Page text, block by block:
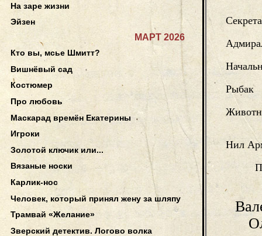
Рыбак
Нил
На заре жизни
Эйзен
МАРТ 2026
Кто вы, мсье Шмитт?
Вишнёвый сад
Костюмер
Про любовь
Маскарад времён Екатерины
Игроки
Золотой ключик или...
Вязаные носки
Карлик-нос
Человек, который принял жену за шляпу
Трамвай «Желание»
Зверский детектив. Логово волка